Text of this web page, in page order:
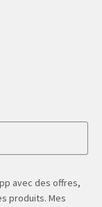
avec des offres,
produits. Mes